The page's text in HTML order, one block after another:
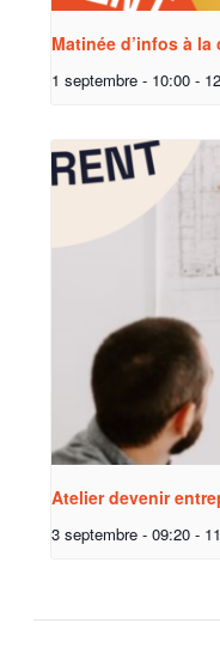
Matinée d’infos à
1 septembre - 10:00 -
Atelier devenir
3 septembre - 09:20 -